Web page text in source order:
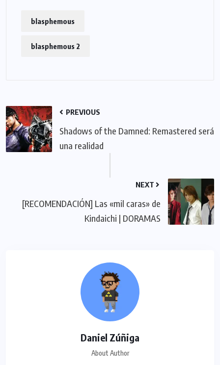
blasphemous
blasphemous 2
PREVIOUS
Shadows of the Damned: Remastered será
una realidad
NEXT
[RECOMENDACIÓN] Las «mil caras» de
Kindaichi | DORAMAS
Daniel Zúñiga
About Author